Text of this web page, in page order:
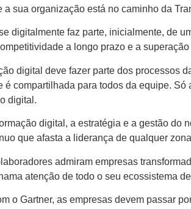
a sua organização está no caminho da
digitalmente faz parte, inicialmente, de
a longo prazo e a
digital deve fazer parte dos processos
é compartilhada para todos da equipe.
digital.
digital, a estratégia e a gestão do
que afasta a liderança de qualquer
admiram empresas
atenção de todo o seu ecossistema
o Gartner, as empresas devem passar